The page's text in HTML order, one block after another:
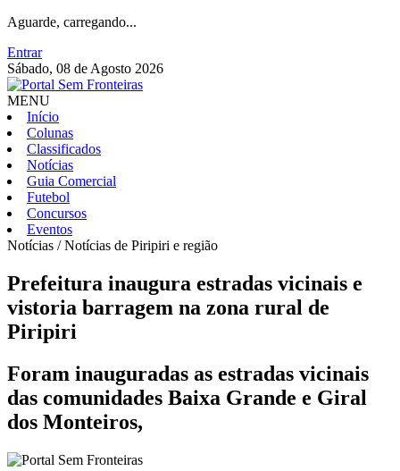
Aguarde, carregando...
Entrar
Sábado, 08 de Agosto 2026
MENU
Início
Colunas
Classificados
Notícias
Guia Comercial
Futebol
Concursos
Eventos
Notícias / Notícias de Piripiri e região
Prefeitura inaugura estradas vicinais e
vistoria barragem na zona rural de
Piripiri
Foram inauguradas as estradas vicinais
das comunidades Baixa Grande e Giral
dos Monteiros,